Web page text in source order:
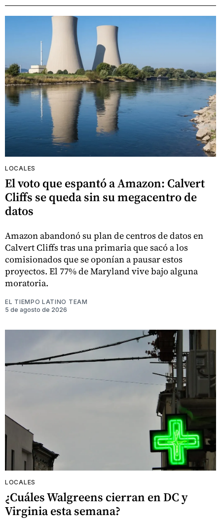
LOCALES
El voto que espantó a Amazon: Calvert
Cliffs se queda sin su megacentro de
datos
Amazon abandonó su plan de centros de datos en
Calvert Cliffs tras una primaria que sacó a los
comisionados que se oponían a pausar estos
proyectos. El 77% de Maryland vive bajo alguna
moratoria.
EL TIEMPO LATINO TEAM
5 de agosto de 2026
LOCALES
¿Cuáles Walgreens cierran en DC y
Virginia esta semana?